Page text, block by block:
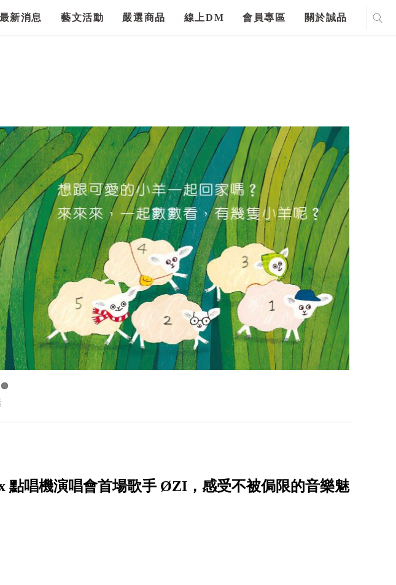
最新消息 藝文活動 嚴選商品 線上DM 會員專區 關於誠品
點唱機演唱會首場歌手 ØZI，感受不被侷限的音樂魅